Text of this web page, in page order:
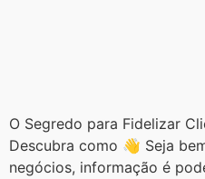
O Segredo para Fidelizar
Descubra como 👋 Seja
negócios, informação é